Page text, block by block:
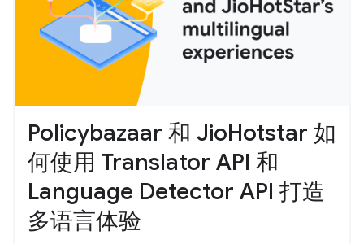
Policybazaar 和 JioHotstar 如
何使用 Translator API 和
Language Detector API 打造
多语言体验